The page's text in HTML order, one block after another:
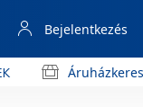
Bejelentkezés